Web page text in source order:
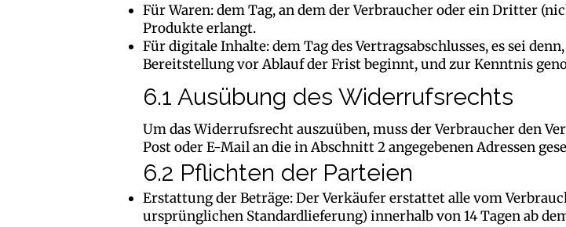
Für Waren: dem Tag, an dem der Verbraucher oder ein Dritter
Produkte erlangt.
Für digitale Inhalte: dem Tag des Vertragsabschlusses, es sei
Bereitstellung vor Ablauf der Frist beginnt, und zur Kenntnis
6.1 Ausübung des Widerrufsrechts
Um das Widerrufsrecht auszuüben, muss der Verbraucher den
Post oder E-Mail an die in Abschnitt 2 angegebenen Adressen
6.2 Pflichten der Parteien
Erstattung der Beträge: Der Verkäufer erstattet alle vom
ursprünglichen Standardlieferung) innerhalb von 14 Tagen ab